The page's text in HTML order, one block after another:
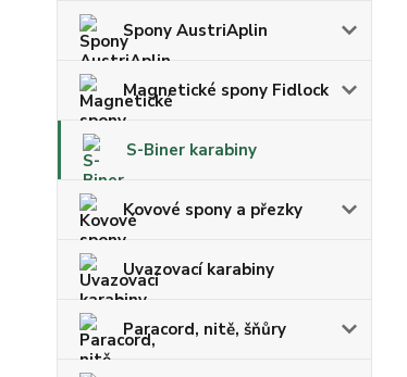
Spony AustriAplin
Magnetické spony Fidlock
S-Biner karabiny
Kovové spony a přezky
Uvazovací karabiny
Paracord, nitě, šňůry